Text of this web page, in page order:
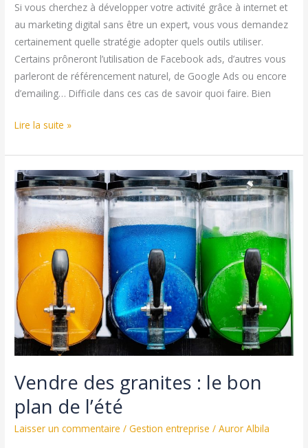
Si vous cherchez à développer votre activité grâce à internet et
au marketing digital sans être un expert, vous vous demandez
certainement quelle stratégie adopter quels outils utiliser.
Certains prôneront l’utilisation de Facebook ads, d’autres vous
parleront de référencement naturel, de Google Ads ou encore
d’emailing… Difficile dans ces cas de savoir quoi faire. Bien
Comment
une
stratégie
digitale
à
360°
pour
votre
entreprise ?
Lire la suite »
Vendre des granites : le bon
plan de l’été
Laisser un commentaire /Gestion entreprise /Auror Albila